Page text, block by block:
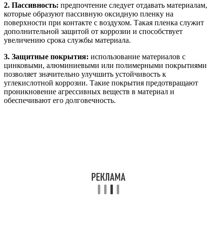
2. Пассивность: предпочтение следует отдавать материалам,
которые образуют пассивную оксидную пленку на
поверхности при контакте с воздухом. Такая пленка служит
дополнительной защитой от коррозии и способствует
увеличению срока службы материала.
3. Защитные покрытия: использование материалов с
цинковыми, алюминиевыми или полимерными покрытиями
позволяет значительно улучшить устойчивость к
углекислотной коррозии. Такие покрытия предотвращают
проникновение агрессивных веществ в материал и
обеспечивают его долговечность.